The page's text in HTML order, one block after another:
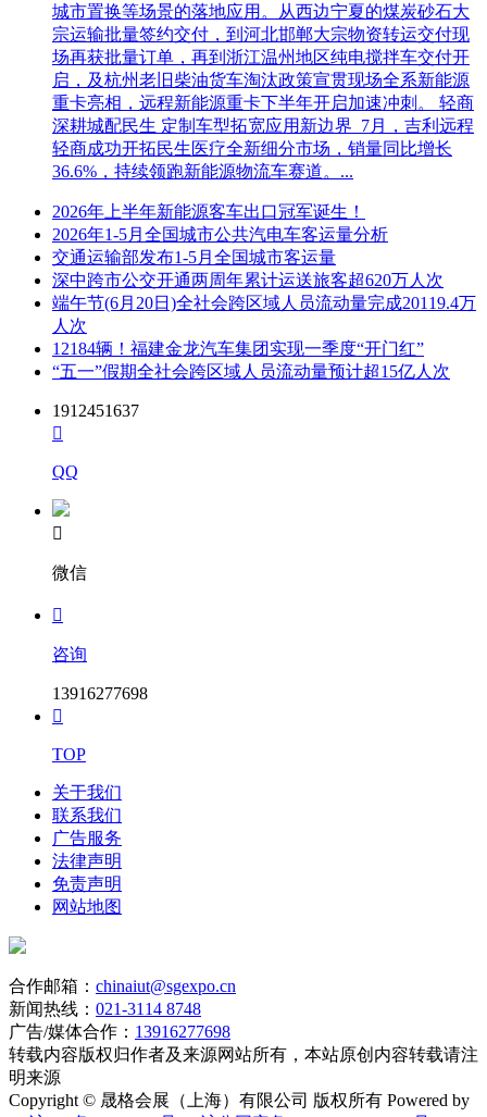
城市置换等场景的落地应用。从西边宁夏的煤炭砂石大
宗运输批量签约交付，到河北邯郸大宗物资转运交付现
场再获批量订单，再到浙江温州地区纯电搅拌车交付开
启，及杭州老旧柴油货车淘汰政策宣贯现场全系新能源
重卡亮相，远程新能源重卡下半年开启加速冲刺。 轻商
深耕城配民生 定制车型拓宽应用新边界 7月，吉利远程
轻商成功开拓民生医疗全新细分市场，销量同比增长
36.6%，持续领跑新能源物流车赛道。...
2026年上半年新能源客车出口冠军诞生！
2026年1-5月全国城市公共汽电车客运量分析
交通运输部发布1-5月全国城市客运量
深中跨市公交开通两周年累计运送旅客超620万人次
端午节(6月20日)全社会跨区域人员流动量完成20119.4万
人次
12184辆！福建金龙汽车集团实现一季度“开门红”
“五一”假期全社会跨区域人员流动量预计超15亿人次
1912451637

QQ

微信

咨询
13916277698

TOP
关于我们
联系我们
广告服务
法律声明
免责声明
网站地图
合作邮箱： chinaiut@sgexpo.cn
新闻热线： 021-3114 8748
广告/媒体合作： 13916277698
转载内容版权归作者及来源网站所有，本站原创内容转载请注
明来源
Copyright © 晟格会展（上海）有限公司 版权所有 Powered by